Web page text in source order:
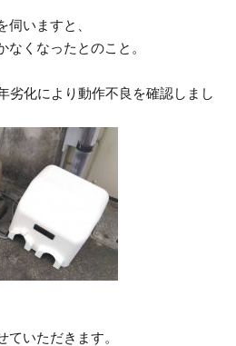
伺いますと、
くなったとのこと。
劣化により動作不良を確認しまし
ていただきます。